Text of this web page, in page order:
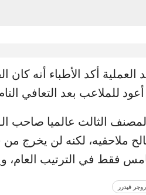
أكد الأطباء أنه كان
للملاعب بعد التعافي
الثالث عالميا صاحب
ملاحقيه، لكنه لن يخرج
فقط في الترتيب العام،
روجر فيدرر